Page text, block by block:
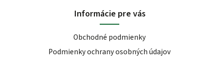
Informácie pre vás
Obchodné podmienky
Podmienky ochrany osobných údajov